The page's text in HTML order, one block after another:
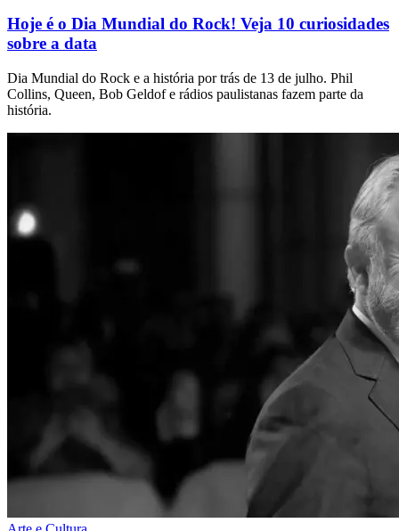
Hoje é o Dia Mundial do Rock! Veja 10 curiosidades
sobre a data
Dia Mundial do Rock e a história por trás de 13 de julho. Phil
Collins, Queen, Bob Geldof e rádios paulistanas fazem parte da
história.